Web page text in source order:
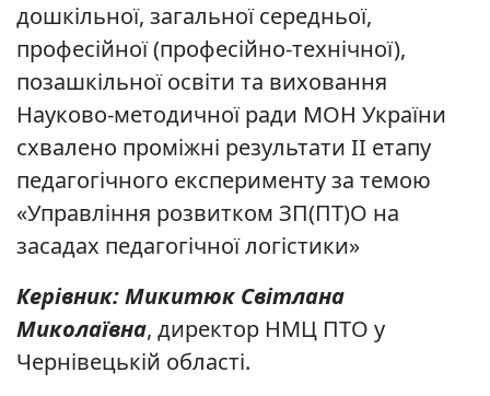
дошкільної, загальної середньої,
професійної (професійно-технічної),
позашкільної освіти та виховання
Науково-методичної ради МОН України
схвалено проміжні результати ІІ етапу
педагогічного експерименту за темою
«Управління розвитком ЗП(ПТ)О на
засадах педагогічної логістики»
Керівник: Микитюк Світлана
Миколаївна, директор НМЦ ПТО у
Чернівецькій області.